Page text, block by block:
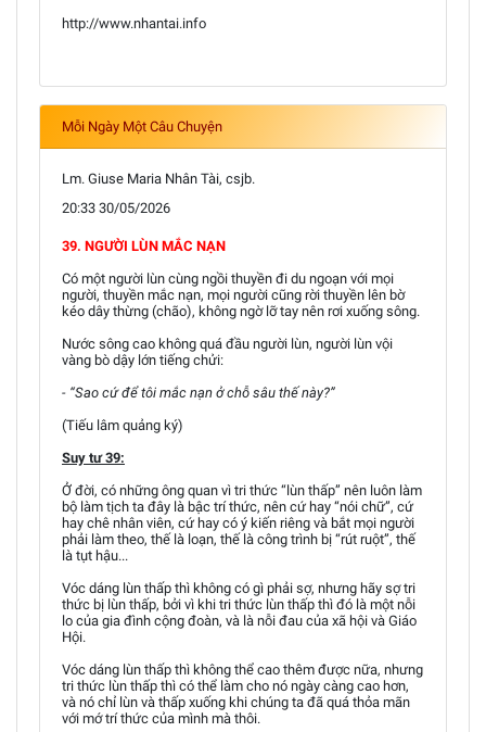
http://www.nhantai.info
Mỗi Ngày Một Câu Chuyện
Lm. Giuse Maria Nhân Tài, csjb.
20:33 30/05/2026
39. NGƯỜI LÙN MẮC NẠN
Có một người lùn cùng ngồi thuyền đi du ngoạn với mọi
người, thuyền mắc nạn, mọi người cũng rời thuyền lên bờ
kéo dây thừng (chão), không ngờ lỡ tay nên rơi xuống sông.
Nước sông cao không quá đầu người lùn, người lùn vội
vàng bò dậy lớn tiếng chửi:
- “Sao cứ để tôi mắc nạn ở chỗ sâu thế này?”
(Tiếu lâm quảng ký)
Suy tư 39:
Ở đời, có những ông quan vì tri thức “lùn thấp” nên luôn làm
bộ làm tịch ta đây là bậc trí thức, nên cứ hay “nói chữ”, cứ
hay chê nhân viên, cứ hay có ý kiến riêng và bắt mọi người
phải làm theo, thế là loạn, thế là công trình bị “rút ruột”, thế
là tụt hậu...
Vóc dáng lùn thấp thì không có gì phải sợ, nhưng hãy sợ tri
thức bị lùn thấp, bởi vì khi tri thức lùn thấp thì đó là một nỗi
lo của gia đình cộng đoàn, và là nỗi đau của xã hội và Giáo
Hội.
Vóc dáng lùn thấp thì không thể cao thêm được nữa, nhưng
tri thức lùn thấp thì có thể làm cho nó ngày càng cao hơn,
và nó chỉ lùn và thấp xuống khi chúng ta đã quá thỏa mãn
với mớ trí thức của mình mà thôi.